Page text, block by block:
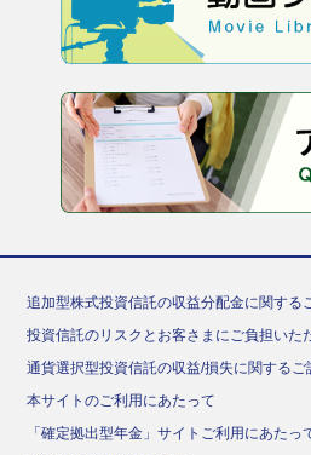
追加型株式投資信託の収益分配金に関する
投資信託のリスクとお客さまにご負担いた
通貨選択型投資信託の収益/損失に関するご
本サイトのご利用にあたって
「確定拠出型年金」サイトご利用にあたっ